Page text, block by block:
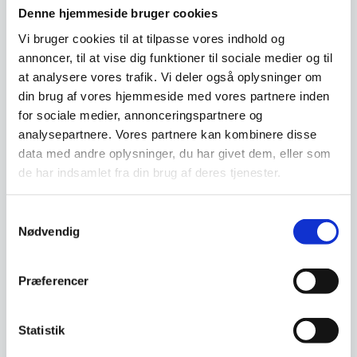
Denne hjemmeside bruger cookies
Vi bruger cookies til at tilpasse vores indhold og
annoncer, til at vise dig funktioner til sociale medier og til
at analysere vores trafik. Vi deler også oplysninger om
din brug af vores hjemmeside med vores partnere inden
for sociale medier, annonceringspartnere og
analysepartnere. Vores partnere kan kombinere disse
data med andre oplysninger, du har givet dem, eller som
de har indsamlet fra din brug af deres tjenester.
Nødvendig
Præferencer
Statistik
Vi prismatcher - Klik her
Relaterede varer
SPAR 9%
Tsuchimon 36752
SPAR 11%